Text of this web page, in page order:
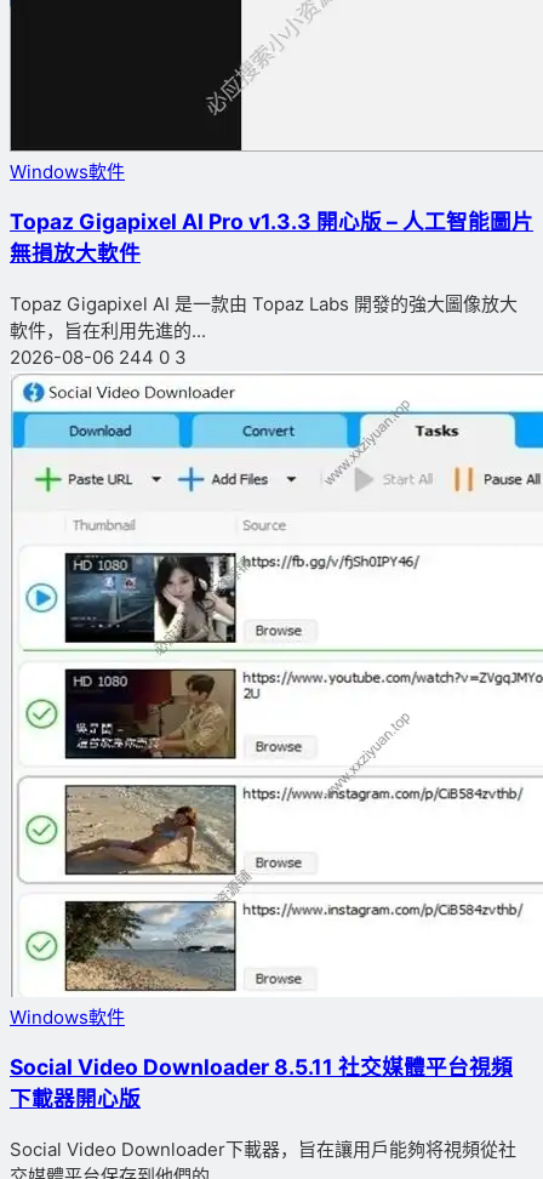
Windows軟件
Topaz Gigapixel AI Pro v1.3.3 開心版 – 人工智能圖片
無損放大軟件
Topaz Gigapixel AI 是一款由 Topaz Labs 開發的強大圖像放大
軟件，旨在利用先進的...
2026-08-06 244 0 3
Windows軟件
Social Video Downloader 8.5.11 社交媒體平台視頻
下載器開心版
Social Video Downloader下載器，旨在讓用戶能夠将視頻從社